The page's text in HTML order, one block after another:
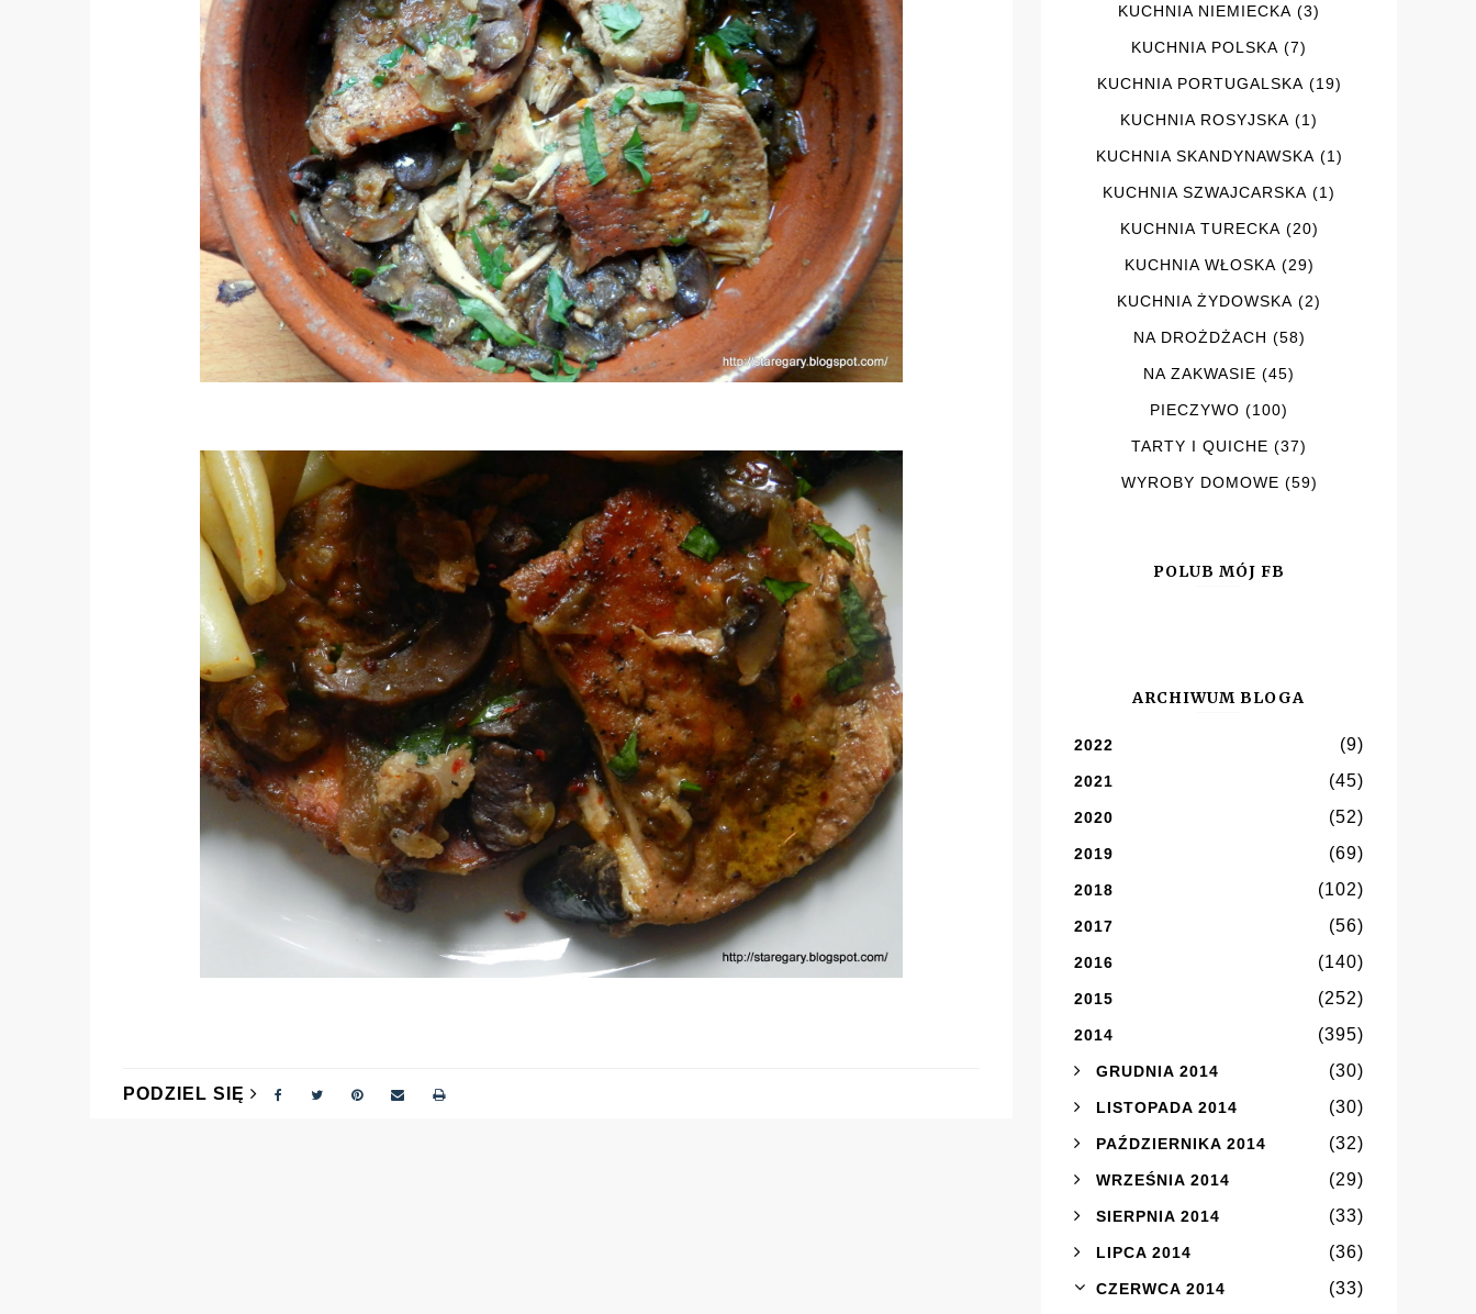
PODZIEL SIĘ
KUCHNIA NIEMIECKA (3)
KUCHNIA POLSKA (7)
KUCHNIA PORTUGALSKA (19)
KUCHNIA ROSYJSKA (1)
KUCHNIA SKANDYNAWSKA (1)
KUCHNIA SZWAJCARSKA (1)
KUCHNIA TURECKA (20)
KUCHNIA WŁOSKA (29)
KUCHNIA ŻYDOWSKA (2)
NA DROŻDŻACH (58)
NA ZAKWASIE (45)
PIECZYWO (100)
TARTY I QUICHE (37)
WYROBY DOMOWE (59)
POLUB MÓJ FB
ARCHIWUM BLOGA
2022 (9)
2021 (45)
2020 (52)
2019 (69)
2018 (102)
2017 (56)
2016 (140)
2015 (252)
2014 (395)
GRUDNIA 2014 (30)
LISTOPADA 2014 (30)
PAŹDZIERNIKA 2014 (32)
WRZEŚNIA 2014 (29)
SIERPNIA 2014 (33)
LIPCA 2014 (36)
CZERWCA 2014 (33)